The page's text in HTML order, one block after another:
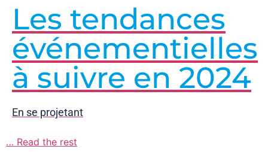
Les tendances
événementielles
à suivre en 2024
En se projetant
… Read the rest